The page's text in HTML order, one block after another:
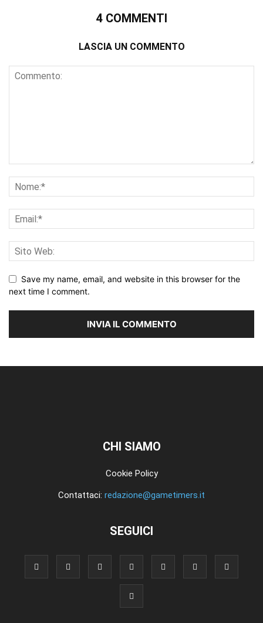
4 COMMENTI
LASCIA UN COMMENTO
Save my name, email, and website in this browser for the
next time I comment.
CHI SIAMO
Cookie Policy
Contattaci: redazione@gametimers.it
SEGUICI